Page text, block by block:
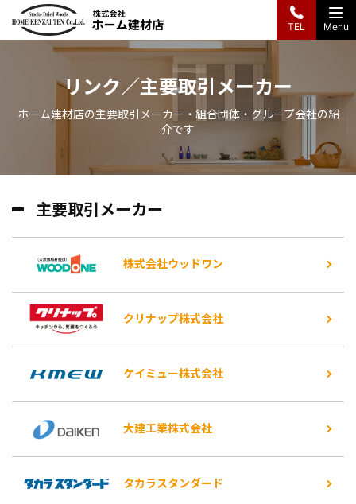
株式会社ホーム建材店
TEL Menu
リンク／主要取引メーカー
ホーム建材店の主要取引メーカー・組合団体・グループ会社の紹
介です
主要取引メーカー
株式会社ウッドワン
クリナップ株式会社
ケイミュー株式会社
大建工業株式会社
タカラスタンダード